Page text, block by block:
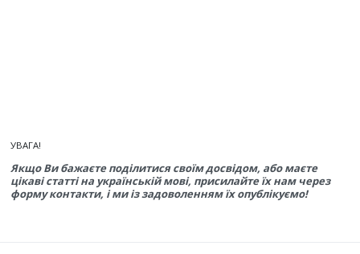
УВАГА!
Якщо Ви бажаєте поділитися своїм досвідом, або маєте
цікаві статті на українській мові, присилайте їх нам через
форму контакти, і ми із задоволенням їх опублікуємо!